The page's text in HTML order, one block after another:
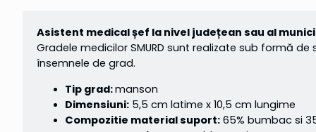
Asistent medical șef la nivel județean sau al
Gradele medicilor SMURD sunt realizate sub formă
însemnele de grad.
Tip grad:manson
Dimensiuni: 5,5 cm latime x 10,5 cm lungime
Compozitie material suport: 65% bumbac si